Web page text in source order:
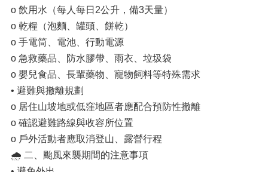
o 飲用水（每人每日2公升，備3天量）
o 乾糧（泡麵、罐頭、餅乾）
o 手電筒、電池、行動電源
o 急救藥品、防水膠帶、雨衣、垃圾袋
o 嬰兒食品、長輩藥物、寵物飼料等特殊需求
• 避難與撤離規劃
o 居住山坡地或低窪地區者應配合預防性撤離
o 確認避難路線與收容所位置
o 戶外活動者應取消登山、露營行程
🌧️ 二、颱風來襲期間的注意事項